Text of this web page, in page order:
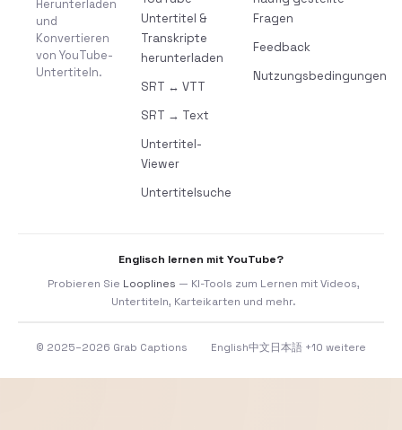
Herunterladen
und
Konvertieren
von YouTube-
Untertiteln.
Untertitel &
Transkripte
herunterladen
SRT ↔ VTT
SRT → Text
Untertitel-
Viewer
Untertitelsuche
Fragen
Feedback
Nutzungsbedingungen
Englisch lernen mit YouTube?
Probieren Sie Looplines — KI-Tools zum Lernen mit Videos,
Untertiteln, Karteikarten und mehr.
© 2025–2026 Grab Captions English中文 日本語 +10 weitere